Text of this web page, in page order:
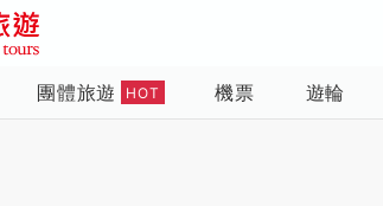
團體旅遊 HOT 機票 遊輪